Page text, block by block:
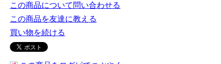
この商品について問い合わせる
この商品を友達に教える
買い物を続ける